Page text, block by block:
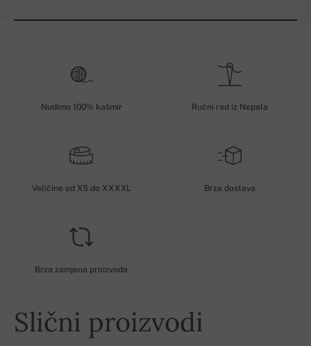
Nudimo 100% kašmir Ručni rad iz Nepala
Veličine od XS do XXXXL Brza dostava
Brza zamjena proizvoda
Slični proizvodi